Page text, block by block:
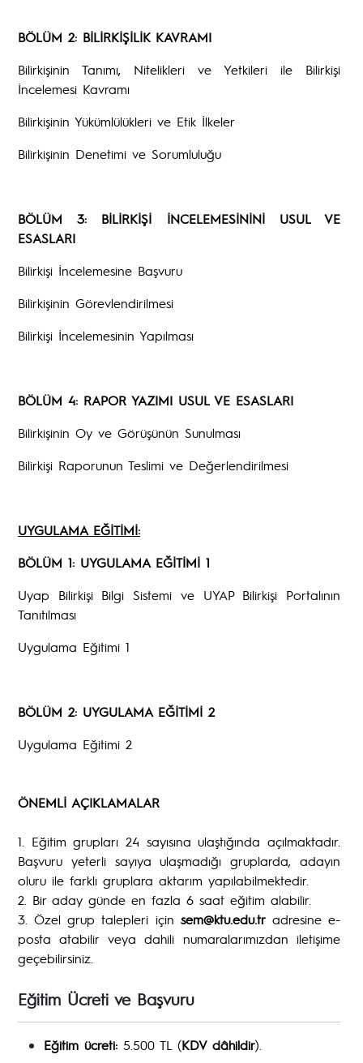
BÖLÜM 2: BİLİRKİŞİLİK KAVRAMI
Bilirkişinin Tanımı, Nitelikleri ve Yetkileri ile Bilirkişi
İncelemesi Kavramı
Bilirkişinin Yükümlülükleri ve Etik İlkeler
Bilirkişinin Denetimi ve Sorumluluğu
BÖLÜM 3: BİLİRKİŞİ İNCELEMESİNİNİ USUL VE
ESASLARI
Bilirkişi İncelemesine Başvuru
Bilirkişinin Görevlendirilmesi
Bilirkişi İncelemesinin Yapılması
BÖLÜM 4: RAPOR YAZIMI USUL VE ESASLARI
Bilirkişinin Oy ve Görüşünün Sunulması
Bilirkişi Raporunun Teslimi ve Değerlendirilmesi
UYGULAMA EĞİTİMİ:
BÖLÜM 1: UYGULAMA EĞİTİMİ 1
Uyap Bilirkişi Bilgi Sistemi ve UYAP Bilirkişi Portalının
Tanıtılması
Uygulama Eğitimi 1
BÖLÜM 2: UYGULAMA EĞİTİMİ 2
Uygulama Eğitimi 2
ÖNEMLİ AÇIKLAMALAR
1. Eğitim grupları 24 sayısına ulaştığında açılmaktadır.
Başvuru yeterli sayıya ulaşmadığı gruplarda, adayın
oluru ile farklı gruplara aktarım yapılabilmektedir.
2. Bir aday günde en fazla 6 saat eğitim alabilir.
3. Özel grup talepleri için sem@ktu.edu.tradresine e-
posta atabilir veya dahili numaralarımızdan iletişime
geçebilirsiniz.
Eğitim Ücreti ve Başvuru
Eğitim ücreti: 5.500 TL (KDV dâhildir).